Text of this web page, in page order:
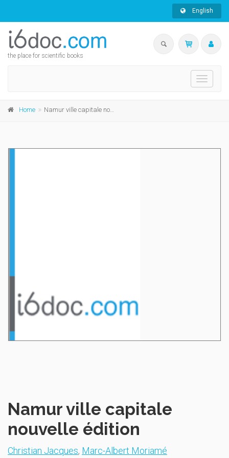
English
the place for scientific books
Toggle
Home Namur ville capitale nouvelle édition
Namur ville capitale
nouvelle édition
Christian Jacques, Marc-Albert Moriamé